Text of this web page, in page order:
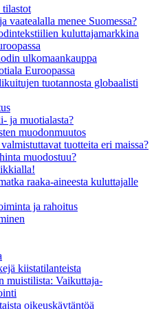
vaatealalla menee Suomessa?
kuluttajamarkkina
ulkomaankauppa
Euroopassa
tuotannosta globaalisti
ja muotialasta?
muodonmuutos
tuotteita eri maissa?
muodostuu?
raaka-aineesta kuluttajalle
ja rahoitus
kiistatilanteista
muistilista: Vaikuttaja­
oikeuskäytäntöä